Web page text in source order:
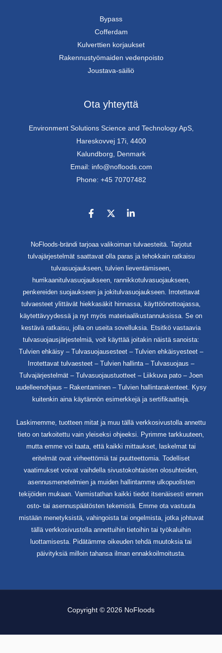
Bypass
Cofferdam
Kulverttien korjaukset
Rakennustyömaiden vedenpoisto
Joustava-säiliö
Ota yhteyttä
Environment Solutions Science and Technology ApS,
Hareskovvej 17i, 4400
Kalundborg, Denmark
Email: info@nofloods.com
Phone: +45 70707482
NoFloods-brändi tarjoaa valikoiman tulvaesteitä. Tarjotut
tulvajärjestelmät saattavat olla paras ja tehokkain ratkaisu
tulvasuojaukseen, tulvien lieventämiseen,
hurrikaanitulvasuojaukseen, rannikkotulvasuojaukseen,
penkereiden suojaukseen ja jokitulvasuojaukseen. Irrotettavat
tulvaesteet ylittävät hiekkasäkit hinnassa, käyttöönottoajassa,
käytettävyydessä ja nyt myös materiaalikustannuksissa. Se on
kestävä ratkaisu, jolla on useita sovelluksia. Etsitkö vastaavia
tulvasuojausjärjestelmiä, voit käyttää joitakin näistä sanoista:
Tulvien ehkäisy – Tulvasuojausesteet – Tulvien ehkäisyesteet –
Irrotettavat tulvaesteet – Tulvien hallinta – Tulvasuojaus –
Tulvajärjestelmät – Tulvasuojaustuotteet – Liikkuva pato – Joen
uudelleenohjaus – Rakentaminen – Tulvien hallintarakenteet. Kysy
kuitenkin aina käytännön esimerkkejä ja sertifikaatteja.
Laskimemme, tuotteen mitat ja muu tällä verkkosivustolla annettu
tieto on tarkoitettu vain yleiseksi ohjeeksi. Pyrimme tarkkuuteen,
mutta emme voi taata, että kaikki mittaukset, laskelmat tai
eritelmät ovat virheettömiä tai puutteettomia. Todelliset
vaatimukset voivat vaihdella sivustokohtaisten olosuhteiden,
asennusmenetelmien ja muiden hallintamme ulkopuolisten
tekijöiden mukaan. Varmistathan kaikki tiedot itsenäisesti ennen
osto- tai asennuspäätösten tekemistä. Emme ota vastuuta
mistään menetyksistä, vahingoista tai ongelmista, jotka johtuvat
tällä verkkosivustolla annettuihin tietoihin tai työkaluihin
luottamisesta. Pidätämme oikeuden tehdä muutoksia tai
päivityksiä milloin tahansa ilman ennakkoilmoitusta.
Copyright © 2026 NoFloods